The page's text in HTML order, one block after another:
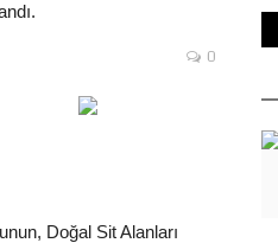
0
Doğal Sit Alanları